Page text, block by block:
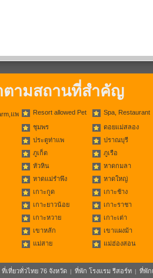
ามสถานที่สำคัญ
แพ Resort allowed Pet Spa, Restaurant
ชุมพร
ดอยแม่สลอง
ประตูท่าแพ
ปราณบุรี
ภูเก็ต
ภูเรือ
หัวหิน
หาดกมลา
หาดแม่รำพึง
หาดใหญ่
เกาะกูด
เกาะช้าง
เกาะยาวน้อย
เกาะราชา
เกาะหวาย
เกาะเต่า
เขาหลัก
เขาแผงม้า
แม่สาย แม่ฮ่องสอน
ที่เที่ยวทั่วไทย 76 จังหวัด | ที่พัก โรงแรม รีสอร์ท | ที่พัก